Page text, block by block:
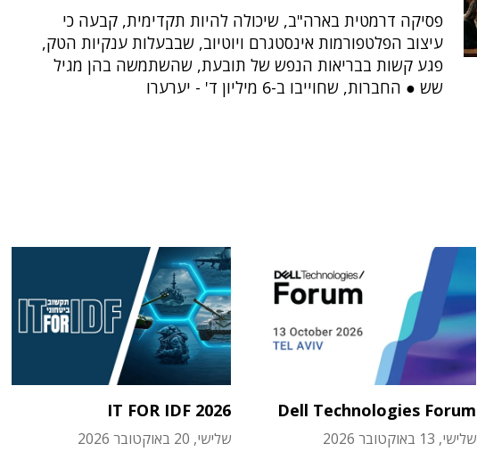
פסיקה דרמטית בארה"ב, שיכולה להיות תקדימית, קבעה כי
עיצוב הפלטפורמות אינסטגרם ויוטיוב, שבבעלות ענקיות הטק,
פגע קשות בבריאות הנפש של תובעת, שהשתמשה בהן מגיל
שש ● החברות, שחוייבו ב-6 מיליון ד' - יערערו
Dell Technologies Forum
שלישי, 13 באוקטובר 2026
IT FOR IDF 2026
שלישי, 20 באוקטובר 2026